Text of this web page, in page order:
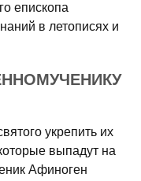
епископа
в летописях и
укрепить их
выпадут на
Афиноген